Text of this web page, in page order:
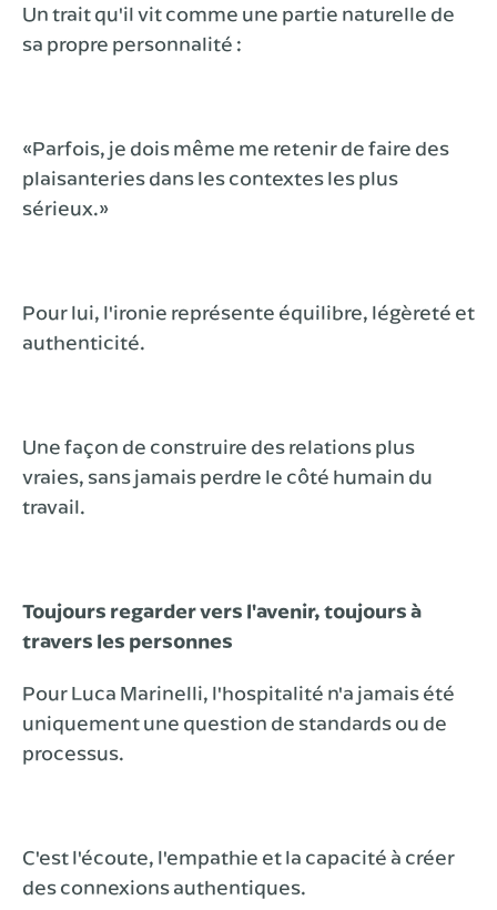
Un trait qu'il vit comme une partie naturelle de
sa propre personnalité :
«Parfois, je dois même me retenir de faire des
plaisanteries dans les contextes les plus
sérieux.»
Pour lui, l'ironie représente équilibre, légèreté et
authenticité.
Une façon de construire des relations plus
vraies, sans jamais perdre le côté humain du
travail.
Toujours regarder vers l'avenir, toujours à
travers les personnes
Pour Luca Marinelli, l'hospitalité n'a jamais été
uniquement une question de standards ou de
processus.
C'est l'écoute, l'empathie et la capacité à créer
des connexions authentiques.